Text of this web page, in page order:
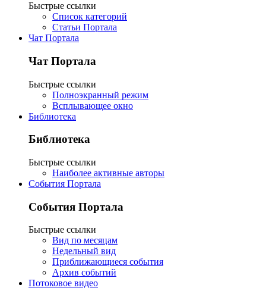
Быстрые ссылки
Список категорий
Статьи Портала
Чат Портала
Чат Портала
Быстрые ссылки
Полноэкранный режим
Всплывающее окно
Библиотека
Библиотека
Быстрые ссылки
Наиболее активные авторы
События Портала
События Портала
Быстрые ссылки
Вид по месяцам
Недельный вид
Приближающиеся события
Архив событий
Потоковое видео